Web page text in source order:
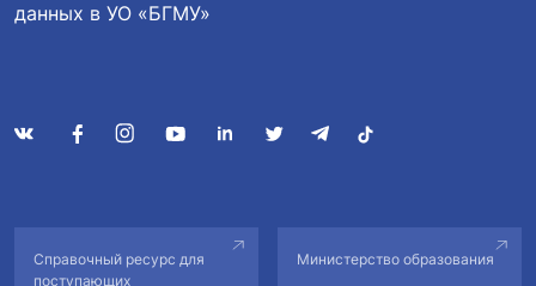
данных в УО «БГМУ»
Справочный ресурс для
поступающих
Министерство образования